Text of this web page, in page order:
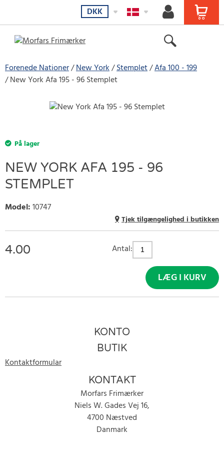
DKK
Forenede Nationer New York Stemplet Afa 100 - 199
New York Afa 195 - 96 Stemplet
På lager
NEW YORK AFA 195 - 96
STEMPLET
Model:10747
Tjek tilgængelighed i butikken
4.00 Antal:
LÆG I KURV
KONTO
BUTIK
Kontaktformular
KONTAKT
Morfars Frimærker
Niels W. Gades Vej 16,
4700 Næstved
Danmark